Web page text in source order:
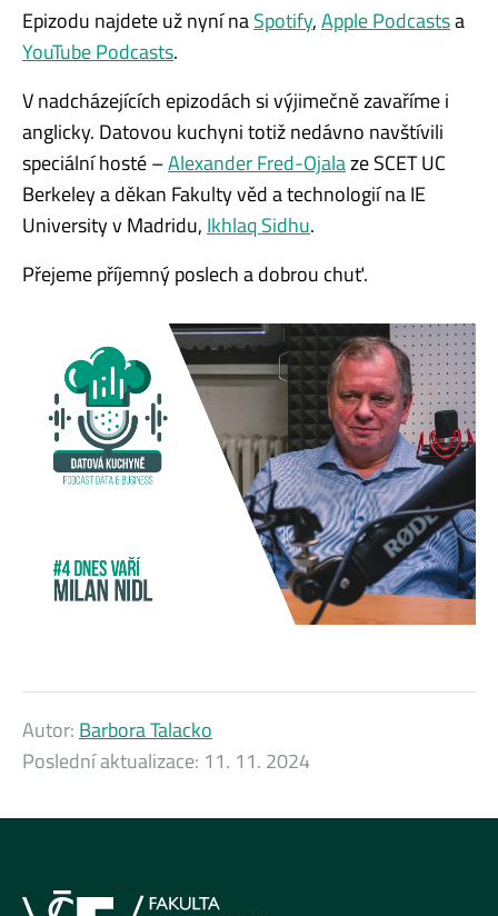
Epizodu najdete už nyní naSpotify,Apple Podcastsa
YouTube Podcasts.
V nadcházejících epizodách si výjimečně zavaříme i
anglicky. Datovou kuchyni totiž nedávno navštívili
speciální hosté –Alexander Fred-Ojalaze SCET UC
Berkeley a děkan Fakulty věd a technologií na IE
University v Madridu, Ikhlaq Sidhu.
Přejeme příjemný poslech a dobrou chuť.
Autor: Barbora Talacko
Poslední aktualizace: 11. 11. 2024